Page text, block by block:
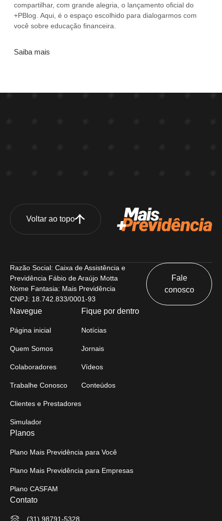
compartilhar, com grande alegria, o lançamento oficial do
+PBlog. Aqui, é o espaço escolhido para dialogarmos com
você sobre educação financeira.
Saiba mais
Voltar ao topo
Razão Social: Caixa de Assistência e
Previdência Fábio de Araújo Motta
Nome Fantasia: Mais Previdência
CNPJ: 18.742.833/0001-93
Fale
conosco
Navegue
Página inicial
Quem Somos
Colaboradores
Trabalhe Conosco
Clientes e Prestadores
Simulador
Fique por dentro
Notícias
Jornais
Vídeos
Conteúdos
Planos
Plano Mais Previdência para Você
Plano Mais Previdência para Empresas
Plano CASFAM
Contato
(31) 98791-5328